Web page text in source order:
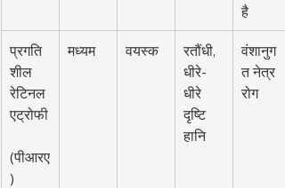
है
प्रगति
शील
रेटिनल
एट्रोफी
(पीआरए
)
मध्यम वयस्क
रतौंधी,
धीरे-
धीरे
दृष्टि
हानि
वंशानुग
त नेत्र
रोग